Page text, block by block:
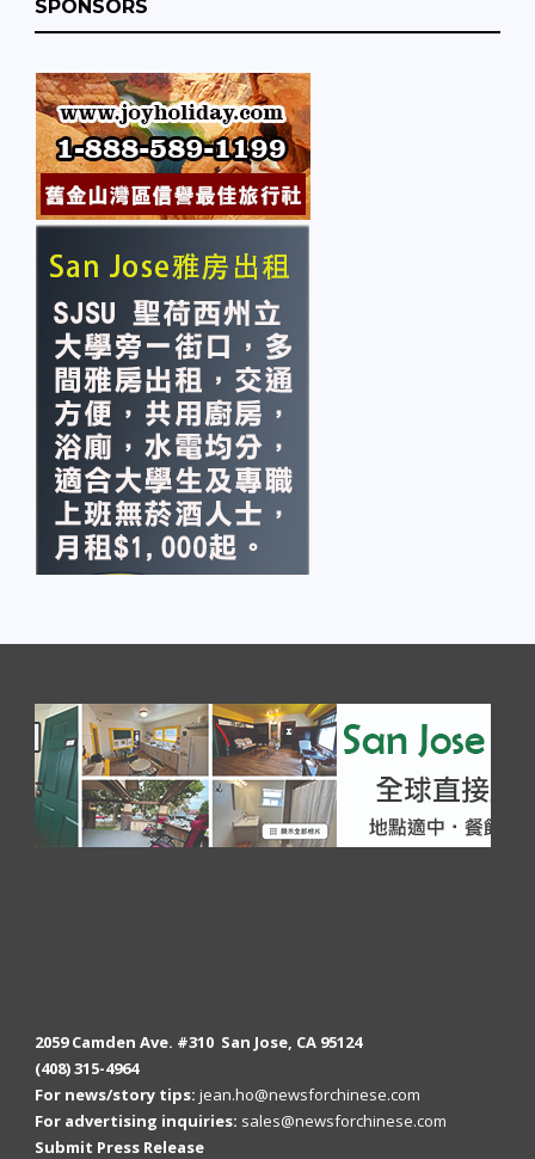
SPONSORS
2059 Camden Ave. #310 San Jose, CA 95124
(408) 315-4964
For news/story tips: jean.ho@newsforchinese.com
For advertising inquiries: sales@newsforchinese.com
Submit Press Release